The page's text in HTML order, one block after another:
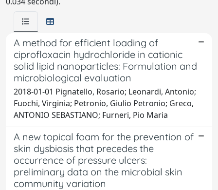
A method for efficient loading of
ciprofloxacin hydrochloride in cationic
solid lipid nanoparticles: Formulation and
microbiological evaluation
2018-01-01 Pignatello, Rosario; Leonardi, Antonio;
Fuochi, Virginia; Petronio, Giulio Petronio; Greco,
ANTONIO SEBASTIANO; Furneri, Pio Maria
A new topical foam for the prevention of
skin dysbiosis that precedes the
occurrence of pressure ulcers:
preliminary data on the microbial skin
community variation